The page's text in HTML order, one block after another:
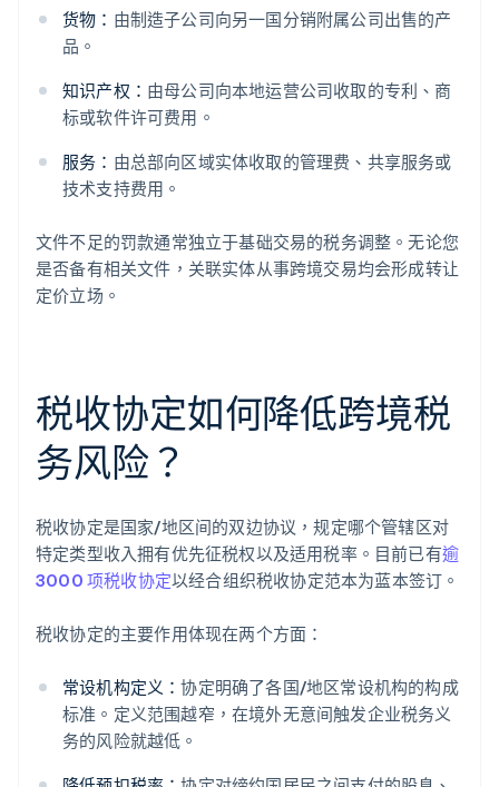
货物： 由制造子公司向另一国分销附属公司出售的产
品。
知识产权： 由母公司向本地运营公司收取的专利、商
标或软件许可费用。
服务： 由总部向区域实体收取的管理费、共享服务或
技术支持费用。
文件不足的罚款通常独立于基础交易的税务调整。无论您
是否备有相关文件，关联实体从事跨境交易均会形成转让
定价立场。
税收协定如何降低跨境税
务风险？
税收协定是国家/地区间的双边协议，规定哪个管辖区对
特定类型收入拥有优先征税权以及适用税率。目前已有逾
3000 项税收协定以经合组织税收协定范本为蓝本签订。
税收协定的主要作用体现在两个方面：
常设机构定义：协定明确了各国/地区常设机构的构成
标准。定义范围越窄，在境外无意间触发企业税务义
务的风险就越低。